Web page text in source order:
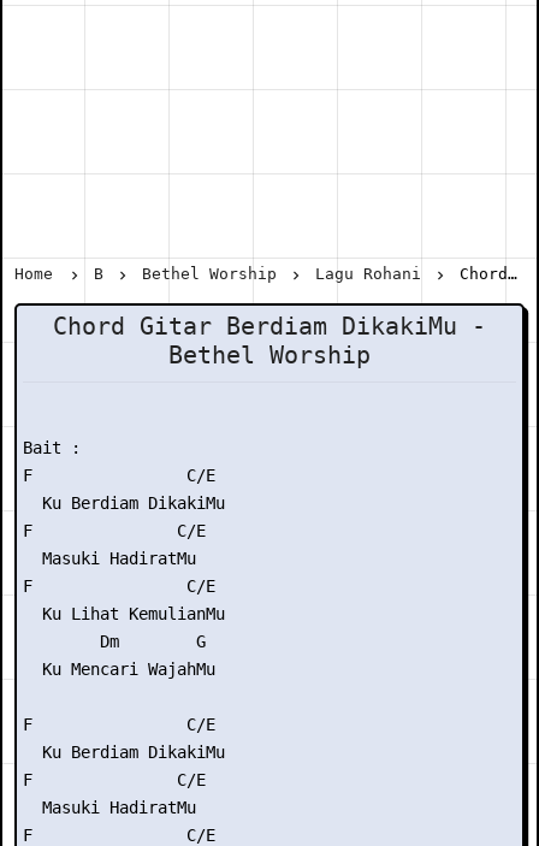
Home B Bethel Worship Lagu Rohani Chord Gitar Berdiam DikakiMu - Bethel Worship
Chord Gitar Berdiam DikakiMu -
Bethel Worship
Bait :
F                C/E
  Ku Berdiam DikakiMu
F               C/E
  Masuki HadiratMu
F                C/E
  Ku Lihat KemulianMu
        Dm        G
  Ku Mencari WajahMu
F                C/E
  Ku Berdiam DikakiMu
F               C/E
  Masuki HadiratMu
F                C/E